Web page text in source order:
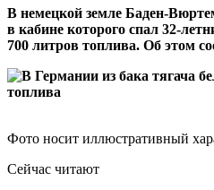
В немецкой земле Баден-
в кабине которого спал 32-
700 литров топлива. Об этом
Фото носит иллюстративный
Сейчас читают